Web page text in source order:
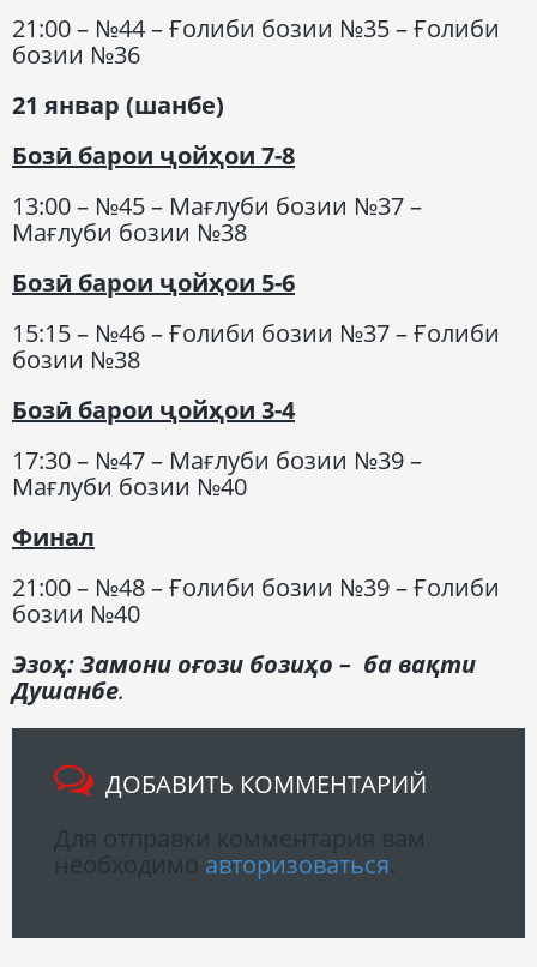
21:00 – №44 – Ғолиби бозии №35 – Ғолиби
бозии №36
21 январ (шанбе)
Бозӣ барои ҷойҳои 7-8
13:00 – №45 – Мағлуби бозии №37 –
Мағлуби бозии №38
Бозӣ барои ҷойҳои 5-6
15:15 – №46 – Ғолиби бозии №37 – Ғолиби
бозии №38
Бозӣ барои ҷойҳои 3-4
17:30 – №47 – Мағлуби бозии №39 –
Мағлуби бозии №40
Финал
21:00 – №48 – Ғолиби бозии №39 – Ғолиби
бозии №40
Эзоҳ: Замони оғози бозиҳо – ба вақти
Душанбе.
ДОБАВИТЬ КОММЕНТАРИЙ
авторизоваться